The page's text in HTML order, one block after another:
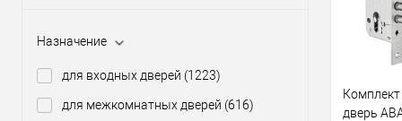
Назначение
для входных дверей (1223)
для межкомнатных дверей (616)
В
дверь